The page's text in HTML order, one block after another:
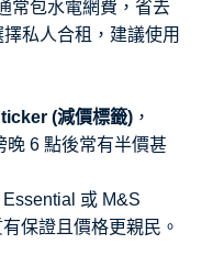
常包水電網費，省去
私人合租，建議使用
(減價標籤) ，
晚 6 點後常有半價甚
Essential 或 M&S
保證且價格更親民。